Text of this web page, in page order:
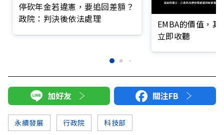
停砍年金若違憲，要追回差額？
政院：判決後依法處理
EMBA的價值，
立即收聽
加好友 關注FB
永續發展 行政院 科技部